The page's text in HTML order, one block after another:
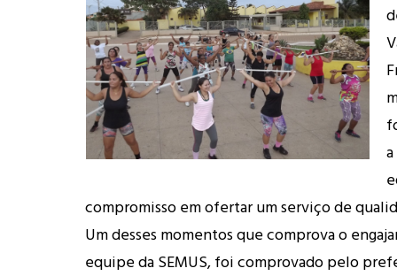
compromisso em ofertar um serviço de
Um desses momentos que comprova o
equipe da SEMUS, foi comprovado pelo